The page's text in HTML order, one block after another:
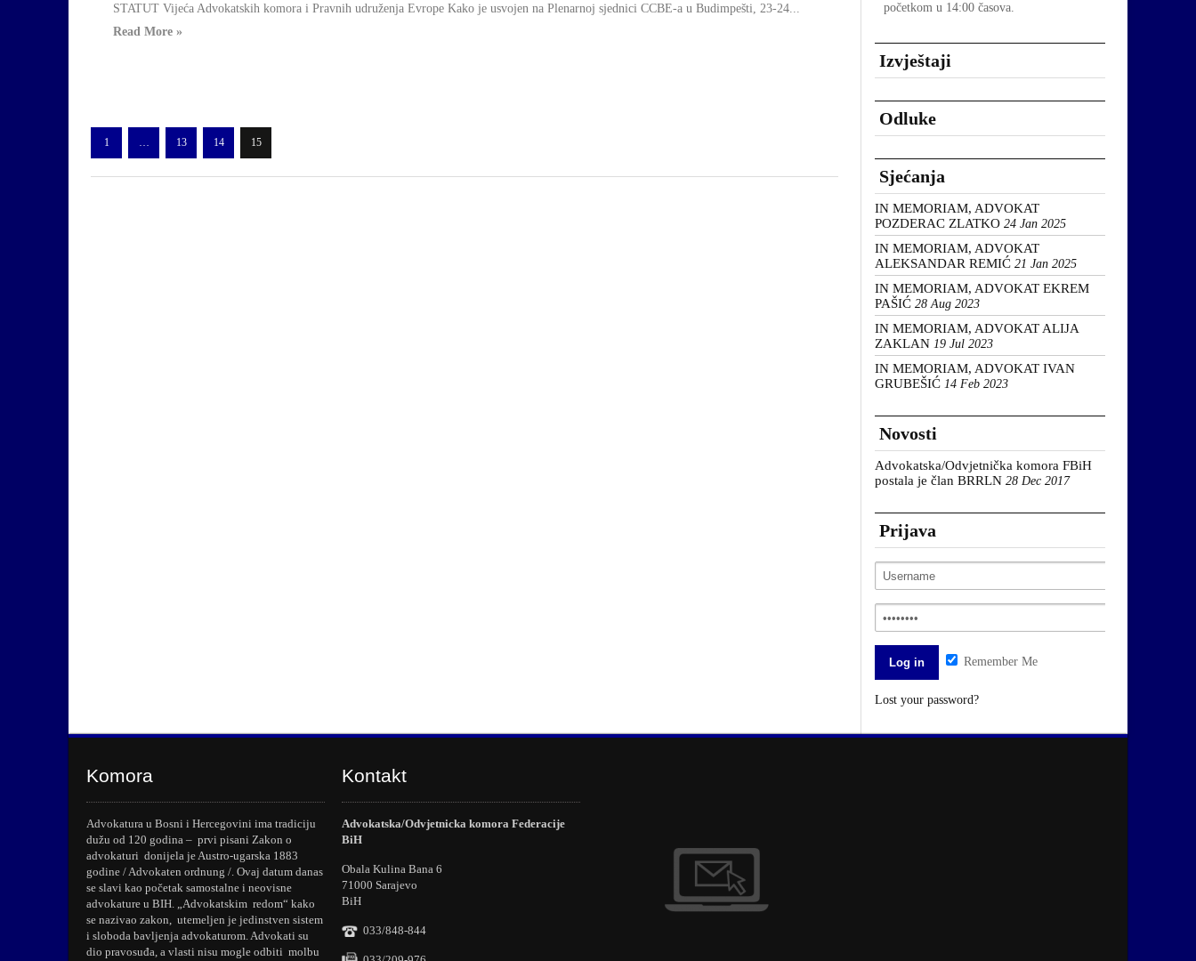
STATUT Vijeća Advokatskih komora i Pravnih udruženja Evrope Kako je usvojen na Plenarnoj sjednici CCBE-a u Budimpešti, 23-24...
Read More »
1 … 13 14 15
početkom u 14:00 časova.
Izvještaji
Odluke
Sjećanja
IN MEMORIAM, ADVOKAT
POZDERAC ZLATKO 24 Jan 2025
IN MEMORIAM, ADVOKAT
ALEKSANDAR REMIĆ 21 Jan 2025
IN MEMORIAM, ADVOKAT EKREM
PAŠIĆ 28 Aug 2023
IN MEMORIAM, ADVOKAT ALIJA
ZAKLAN 19 Jul 2023
IN MEMORIAM, ADVOKAT IVAN
GRUBEŠIĆ 14 Feb 2023
Novosti
Advokatska/Odvjetnička komora FBiH
postala je član BRRLN 28 Dec 2017
Prijava
Remember Me
Lost your password?
Komora
Advokatura u Bosni i Hercegovini ima tradiciju
dužu od 120 godina – prvi pisani Zakon o
advokaturi donijela je Austro-ugarska 1883
godine / Advokaten ordnung /. Ovaj datum danas
se slavi kao početak samostalne i neovisne
advokature u BIH. „Advokatskim redom“ kako
se nazivao zakon, utemeljen je jedinstven sistem
i sloboda bavljenja advokaturom. Advokati su
dio pravosuđa, a vlasti nisu mogle odbiti molbu
Kontakt
Advokatska/Odvjetnicka komora Federacije
BiH
Obala Kulina Bana 6
71000 Sarajevo
BiH
033/848-844